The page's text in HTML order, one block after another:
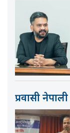
प्रवासी नेपाली